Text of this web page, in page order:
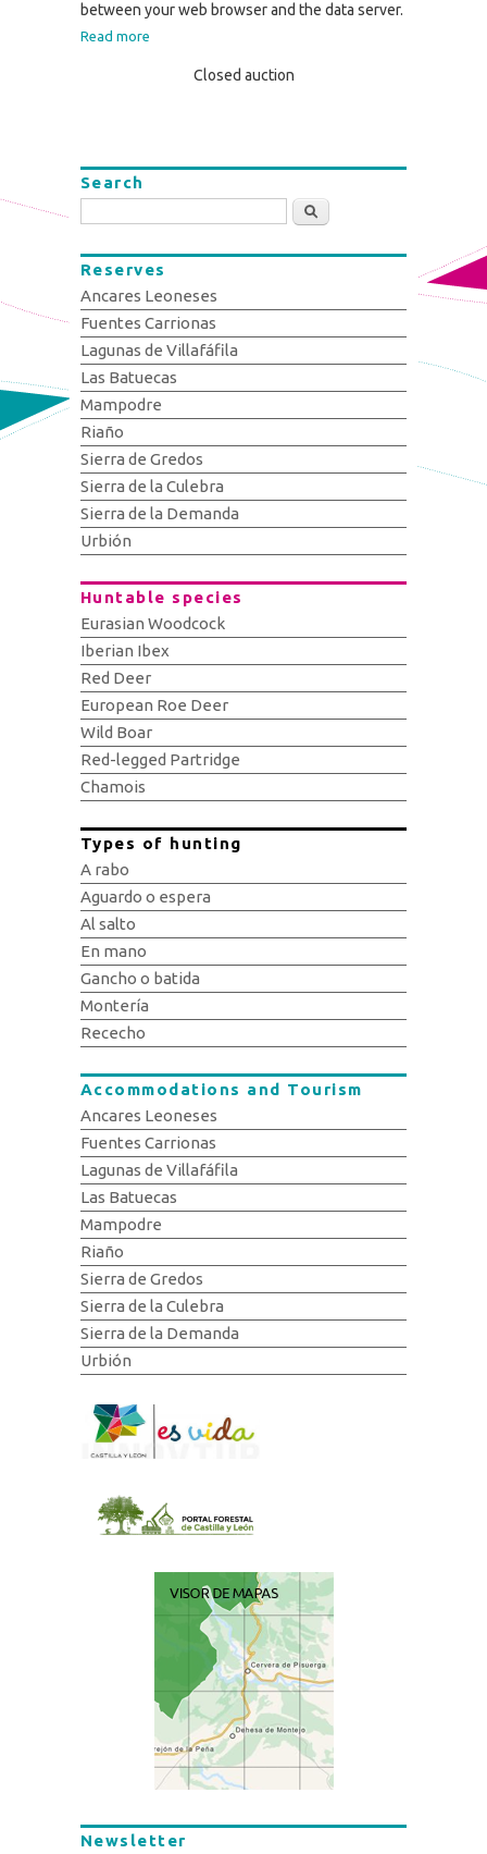
between your web browser and the data server.
Read more
Closed auction
Search
Search
Reserves
Ancares Leoneses
Fuentes Carrionas
Lagunas de Villafáfila
Las Batuecas
Mampodre
Riaño
Sierra de Gredos
Sierra de la Culebra
Sierra de la Demanda
Urbión
Huntable species
Eurasian Woodcock
Iberian Ibex
Red Deer
European Roe Deer
Wild Boar
Red-legged Partridge
Chamois
Types of hunting
A rabo
Aguardo o espera
Al salto
En mano
Gancho o batida
Montería
Rececho
Accommodations and Tourism
Ancares Leoneses
Fuentes Carrionas
Lagunas de Villafáfila
Las Batuecas
Mampodre
Riaño
Sierra de Gredos
Sierra de la Culebra
Sierra de la Demanda
Urbión
Newsletter